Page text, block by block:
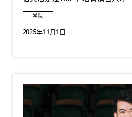
学院
2025年11月1日